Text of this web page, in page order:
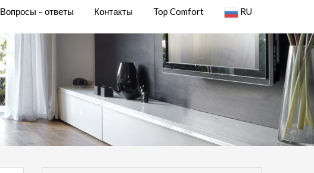
Вопросы – ответы Контакты Top Comfort RU